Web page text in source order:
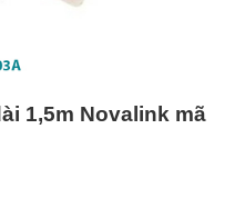
1,5m Novalink mã